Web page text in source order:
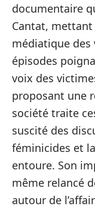
documentaire
Cantat,
médiatique des
épisodes
voix des
proposant une
société traite
suscité des
féminicides et
entoure. Son
même relancé
autour de